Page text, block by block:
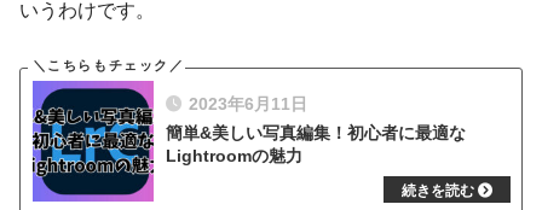
いうわけです。
2023年6月11日
簡単&美しい写真編集！初心者に最適な
Lightroomの魅力